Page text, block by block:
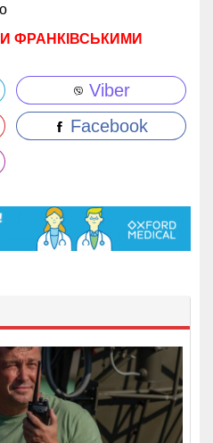
ФРАНКІВСЬКИМИ
Viber
Facebook